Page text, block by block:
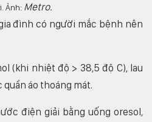
Ảnh: Metro.
đình có người mắc bệnh nên
(khi nhiệt độ > 38,5 độ C), lau
áo thoáng mát.
điện giải bằng uống oresol,